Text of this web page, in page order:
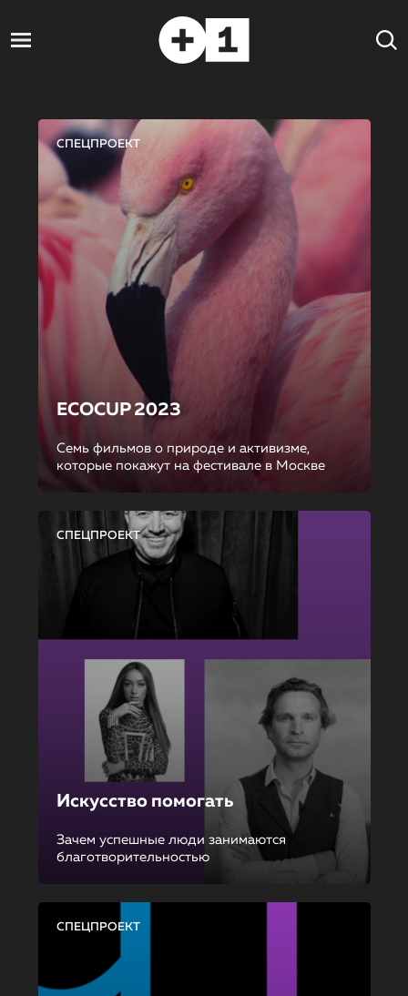
СПЕЦПРОЕКТ
ECOCUP 2023
Семь фильмов о природе и активизме,
которые покажут на фестивале в Москве
СПЕЦПРОЕКТ
Искусство помогать
Зачем успешные люди занимаются
благотворительностью
СПЕЦПРОЕКТ